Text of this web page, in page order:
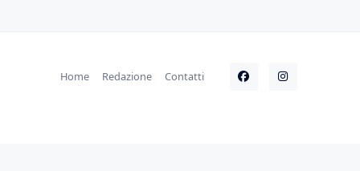
Home Redazione Contatti